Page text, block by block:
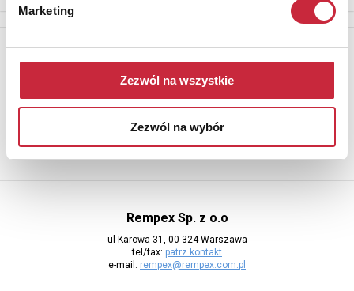
Marketing
Zezwól na wszystkie
Zezwól na wybór
Newsletter
Aby otrzymywać informacje o nowych aukcjach, prosimy podać
adres e-mail
Rempex Sp. z o.o
ul Karowa 31, 00-324 Warszawa
tel/fax: patrz kontakt
e-mail: rempex@rempex.com.pl